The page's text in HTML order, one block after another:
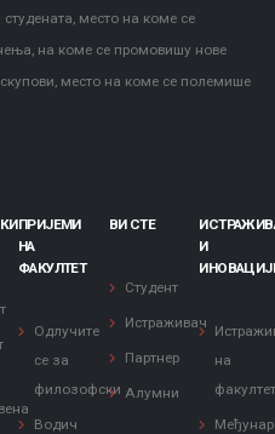
место на коме се
на коме се промовишу нове
место на коме се полемише
ПРИЈЕМИ
НА
ФАКУЛТЕТ
Одлучите
се за
филозофски
Водич
ВИ СТЕ
Студент
Истраживач
Партнер
Алумни
И
на